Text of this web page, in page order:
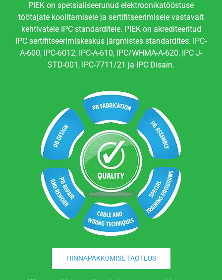
PIEK on spetsialiseerunud elektroonikatööstuse
töötajate koolitamisele ja sertifitseerimisele vastavalt
kehtivatele IPC standarditele. PIEK on akrediteeritud
IPC sertifitseerimiskeskus järgmistes standardites: IPC-
A-600, IPC-6012, IPC-A-610, IPC/WHMA-A-620, IPC J-
STD-001, IPC-7711/21 ja IPC Disain.
HINNAPAKKUMISE TAOTLUS